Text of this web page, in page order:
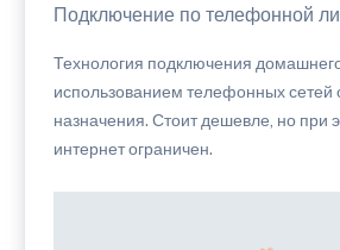
Подключение по телефонной
Технология подключения
использованием телефонных сетей
назначения. Стоит дешевле, но при
интернет ограничен.